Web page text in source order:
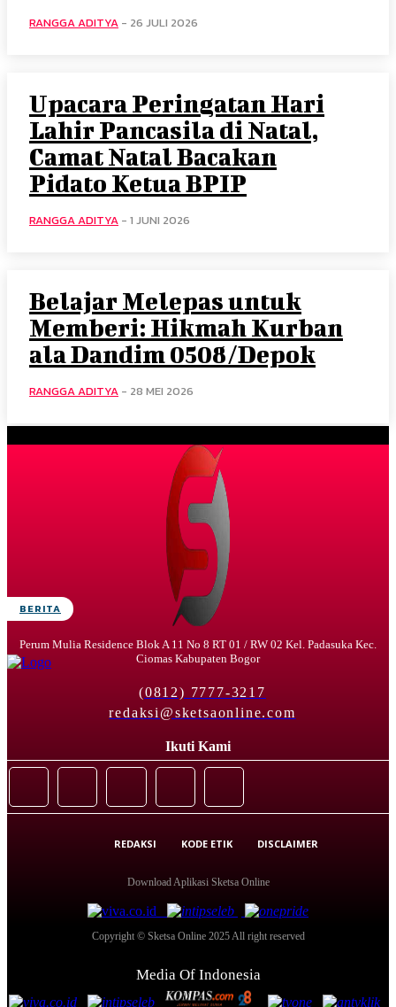
BERITA
RANGGA ADITYA - 26 JULI 2026
Upacara Peringatan Hari
Lahir Pancasila di Natal,
Camat Natal Bacakan
Pidato Ketua BPIP
RANGGA ADITYA - 1 JUNI 2026
Belajar Melepas untuk
Memberi: Hikmah Kurban
ala Dandim 0508/Depok
RANGGA ADITYA - 28 MEI 2026
Perum Mulia Residence Blok A 11 No 8 RT 01 / RW 02 Kel. Padasuka Kec.
Ciomas Kabupaten Bogor
(0812) 7777-3217
redaksi@sketsaonline.com
Ikuti Kami
REDAKSI KODE ETIK DISCLAIMER
Download Aplikasi Sketsa Online
Copyright © Sketsa Online 2025 All right reserved
Media Of Indonesia